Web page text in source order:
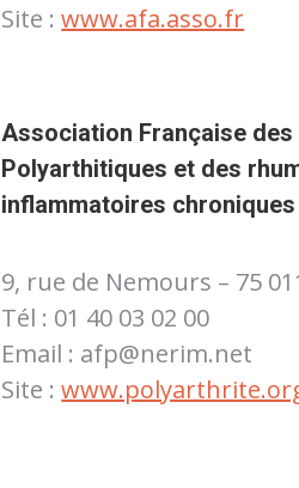
Site :www.afa.asso.fr
Association Française des
Polyarthitiques et des
inflammatoires
9, rue de Nemours – 75
Tél : 01 40 03 02 00
Email : afp@nerim.net
Site :